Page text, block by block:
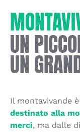
UN
UN
Il montavivande
destinato alla
merci, ma dalle